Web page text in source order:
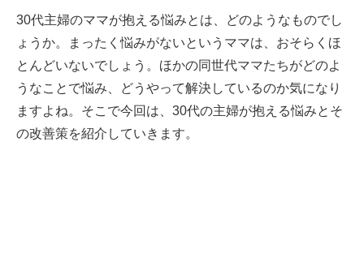
30代主婦のママが抱える悩みとは、どのようなものでし
ょうか。まったく悩みがないというママは、おそらくほ
とんどいないでしょう。ほかの同世代ママたちがどのよ
うなことで悩み、どうやって解決しているのか気になり
ますよね。そこで今回は、30代の主婦が抱える悩みとそ
の改善策を紹介していきます。